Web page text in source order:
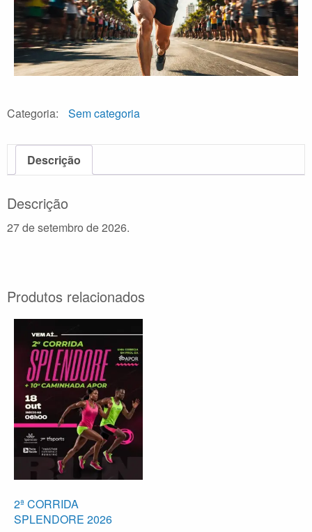
Categoria: Sem categoria
Descrição
Descrição
27 de setembro de 2026.
Produtos relacionados
2ª CORRIDA
SPLENDORE 2026